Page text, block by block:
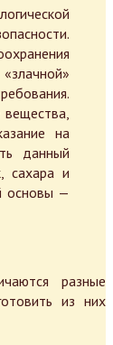
на
данный
сахара и
основы —
разные
из них